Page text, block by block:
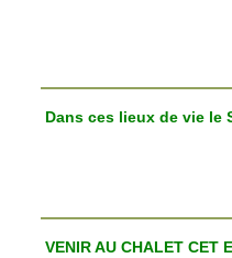
Dans ces lieux de vie le
VENIR AU CHALET CET